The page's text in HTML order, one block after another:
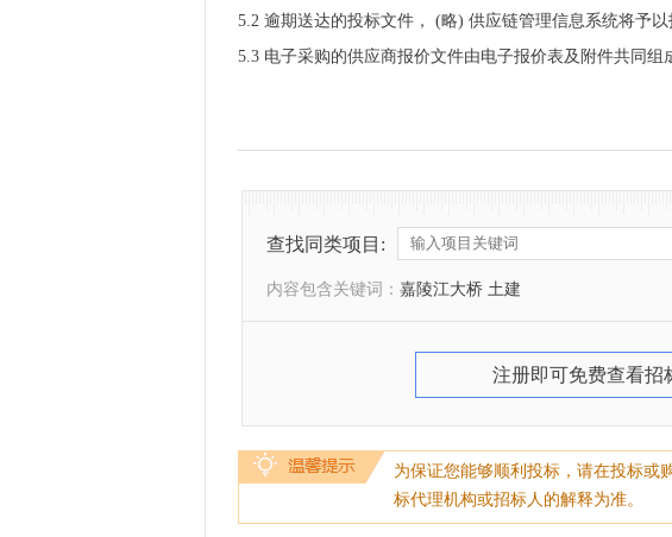
5.2 逾期送达的投标文件， (略) 供应链管理信息系统将予以
5.3 电子采购的供应商报价文件由电子报价表及附件共同
查找同类项目:
内容包含关键词： 嘉陵江大桥 土建
注册即可免费查看招
为保证您能够顺利投标，请在投标或
标代理机构或招标人的解释为准。